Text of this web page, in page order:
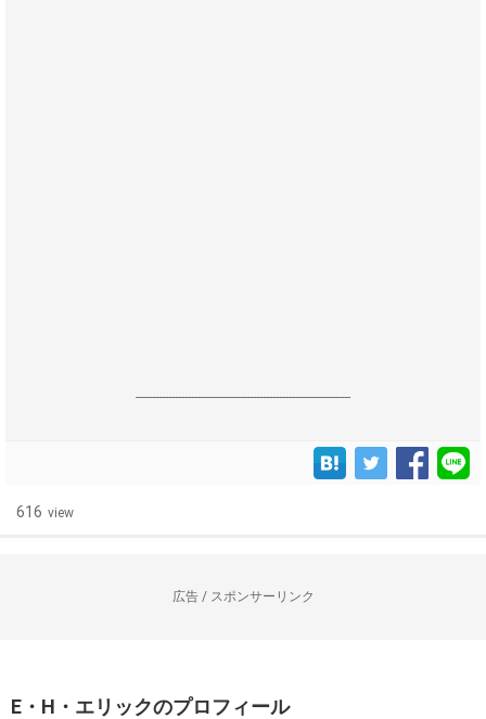
------------------------------------------------------------------
616 view
広告 / スポンサーリンク
E・H・エリックのプロフィール